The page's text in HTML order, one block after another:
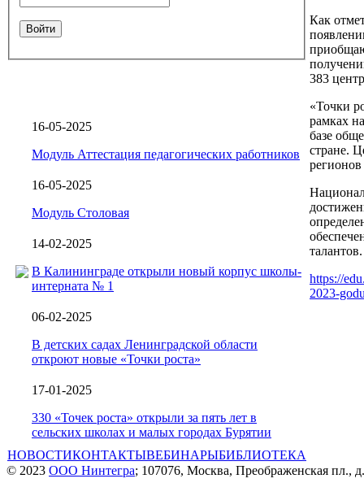
Войти
16-05-2025
Модуль Аттестация педагогических работников
16-05-2025
Модуль Столовая
14-02-2025
В Калининграде открыли новый корпус школы-
интерната № 1
06-02-2025
В детских садах Ленинградской области
откроют новые «Точки роста»
17-01-2025
330 «Точек роста» открыли за пять лет в
сельских школах и малых городах Бурятии
Как
383
«Точки
рамках
базе
стране.
талантов.
https://
2023-
НОВОСТИКОНТАКТЫВЕБИНАРЫБИБЛИОТЕКА
© 2023 ООО Нинтегра; 107076, Москва, Преображенская пл.,